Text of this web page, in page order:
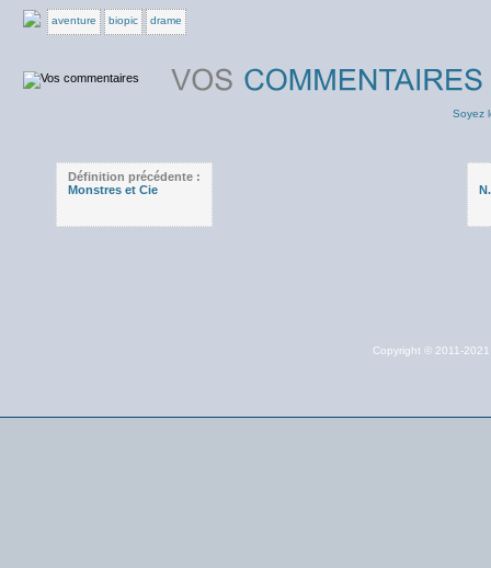
aventure biopic drame
Soyez
Définition précédente :
Monstres et Cie
Copyright © 2011-